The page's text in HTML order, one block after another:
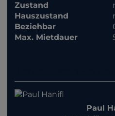
Zustand
Hauszustand
Beziehbar
Max. Mietdauer
Paul